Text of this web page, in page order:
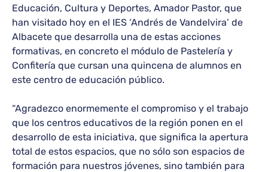
Educación, Cultura y Deportes, Amador Pastor, que
han visitado hoy en el IES ‘Andrés de Vandelvira’ de
Albacete que desarrolla una de estas acciones
formativas, en concreto el módulo de Pastelería y
Confitería que cursan una quincena de alumnos en
este centro de educación público.
“Agradezco enormemente el compromiso y el trabajo
que los centros educativos de la región ponen en el
desarrollo de esta iniciativa, que significa la apertura
total de estos espacios, que no sólo son espacios de
formación para nuestros jóvenes, sino también para